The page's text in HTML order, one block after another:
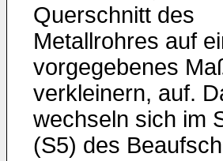
Querschnitt des
Metallrohres auf
vorgegebenes
verkleinern, auf.
wechseln sich im
(S5) des